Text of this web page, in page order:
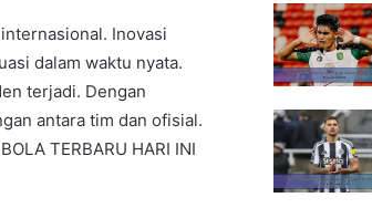
Inovasi
dalam waktu nyata.
terjadi. Dengan
antara tim dan ofisial.
TERBARU HARI INI